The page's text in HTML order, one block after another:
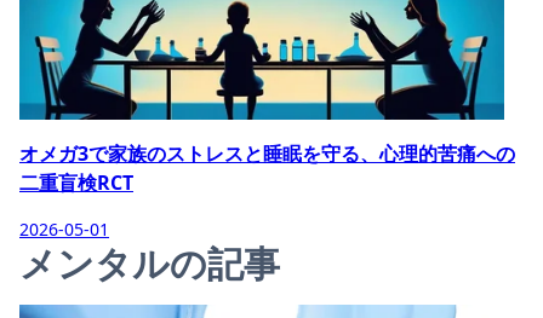
オメガ3で家族のストレスと睡眠を守る、心理的苦痛への
二重盲検RCT
2026-05-01
メンタルの記事